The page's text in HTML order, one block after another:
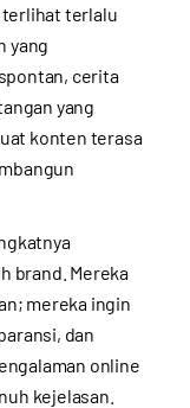
terlihat terlalu
yang
cerita
yang
konten terasa
brand. Mereka
mereka ingin
dan
online
kejelasan.